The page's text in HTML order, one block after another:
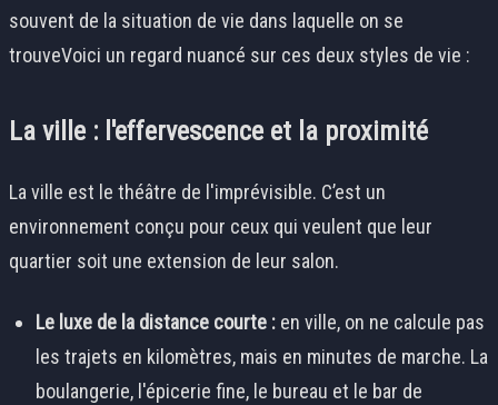
souvent de la situation de vie dans laquelle on se
trouveVoici un regard nuancé sur ces deux styles de vie :
La ville : l'effervescence et la proximité
La ville est le théâtre de l'imprévisible. C’est un
environnement conçu pour ceux qui veulent que leur
quartier soit une extension de leur salon.
Le luxe de la distance courte : en ville, on ne calcule pas
les trajets en kilomètres, mais en minutes de marche. La
boulangerie, l'épicerie fine, le bureau et le bar de